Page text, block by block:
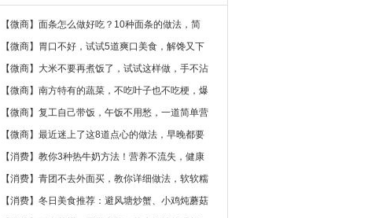
【微商】 面条怎么做好吃？10种面条的做法，简
【微商】 胃口不好，试试5道爽口美食，解馋又下
【微商】 大米不要再煮饭了，试试这样做，手不沾
【微商】 南方特有的蔬菜，不吃叶子也不吃梗，爆
【微商】 复工自己带饭，午饭不用愁，一道简单营
【微商】 最近迷上了这8道点心的做法，早晚都要
【消费】 教你3种热牛奶方法！营养不流失，健康
【消费】 青团不去外面买，教你详细做法，软软糯
【消费】 冬日美食推荐：避风塘炒蟹、小鸡炖蘑菇